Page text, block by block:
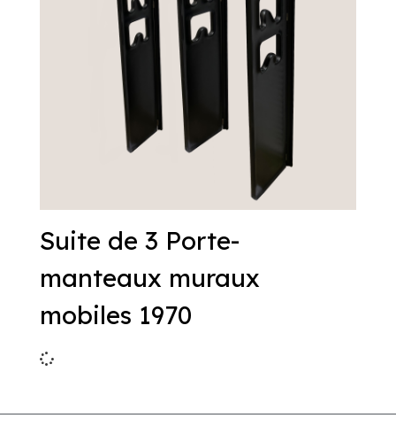
Suite de 3 Porte-
manteaux muraux
mobiles 1970